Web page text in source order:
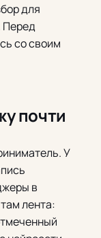
для
Перед
со своим
почти
У
в
лента: